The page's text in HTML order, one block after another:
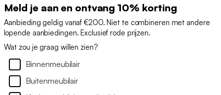
Meld je aan en ontvang 10% korting
Aanbieding geldig vanaf €200. Niet te combineren met andere
lopende aanbiedingen. Exclusief rode prijzen.
Wat zou je graag willen zien?
Binnenmeubilair
Buitenmeubilair